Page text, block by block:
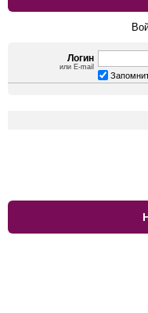
Логин
или E-mail